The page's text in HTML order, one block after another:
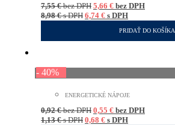
7,55€bez DPH 5,66 € bez DPH
8,98€s DPH 6,74 € s DPH
PRIDAŤ DO KOŠÍKA
- 40%
ENERGETICKÉ NÁPOJE
0,92€bez DPH 0,55 € bez DPH
1,13€s DPH 0,68 € s DPH